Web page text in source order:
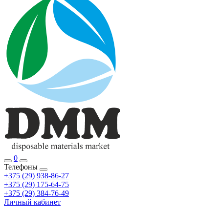
0
Телефоны
+375 (29) 938-86-27
+375 (29) 175-64-75
+375 (29) 384-76-49
Личный кабинет